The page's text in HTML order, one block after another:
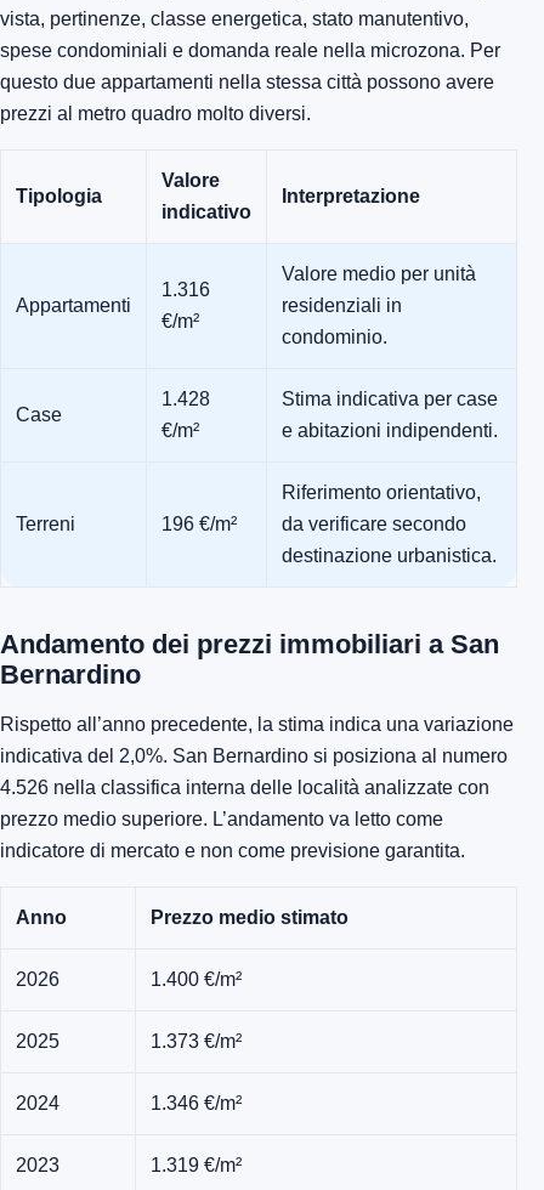
vista, pertinenze, classe energetica, stato manutentivo,
spese condominiali e domanda reale nella microzona. Per
questo due appartamenti nella stessa città possono avere
prezzi al metro quadro molto diversi.
Tipologia
Valore
indicativo
Interpretazione
Appartamenti
1.316
€/m²
Valore medio per unità
residenziali in
condominio.
Case
1.428
€/m²
Stima indicativa per case
e abitazioni indipendenti.
Terreni 196 €/m²
Riferimento orientativo,
da verificare secondo
destinazione urbanistica.
Andamento dei prezzi immobiliari a San
Bernardino
Rispetto all’anno precedente, la stima indica una variazione
indicativa del 2,0%. San Bernardino si posiziona al numero
4.526 nella classifica interna delle località analizzate con
prezzo medio superiore. L’andamento va letto come
indicatore di mercato e non come previsione garantita.
Anno Prezzo medio stimato
2026 1.400 €/m²
2025 1.373 €/m²
2024 1.346 €/m²
2023 1.319 €/m²